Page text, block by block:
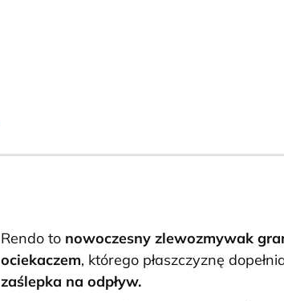
Rendo to nowoczesny zlewozmywak
ociekaczem, którego płaszczyznę
zaślepka na odpływ.